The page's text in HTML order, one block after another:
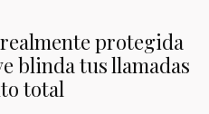
protegida
blinda tus llamadas
total